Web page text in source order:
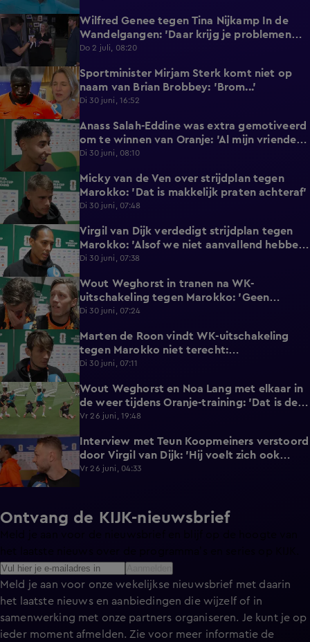
6:55
Wilfred Genee tegen Tina Nijkamp In de
Wandelgangen: 'Daar krijg je problemen
mee!'
Do 2 juli, 08:20
1:18
Sportminister Mirjam Sterk komt niet op
naam van Brian Brobbey: 'Brom...'
Di 30 juni, 16:52
3:02
Anass Salah-Eddine was extra gemotiveerd
om te winnen van Oranje: 'Al mijn vrienden
zijn Nederlands!'
Di 30 juni, 08:10
1:44
Micky van de Ven over strijdplan tegen
Marokko: 'Dat is makkelijk praten achteraf'
Di 30 juni, 07:48
Virgil van Dijk verdedigt strijdplan tegen
Marokko: 'Alsof we niet aanvallend hebben
gedacht?'
Di 30 juni, 07:38
3:49
Wout Weghorst in tranen na WK-
uitschakeling tegen Marokko: 'Geen
moment rekening mee gehouden'
Di 30 juni, 07:24
3:26
Marten de Roon vindt WK-uitschakeling
tegen Marokko niet terecht:
'Gelijkwaardige pot'
Di 30 juni, 07:11
2:58
Wout Weghorst en Noa Lang met elkaar in
de weer tijdens Oranje-training: 'Dat is de
tweede keer!'
Vr 26 juni, 19:48
2:43
Interview met Teun Koopmeiners verstoord
door Virgil van Dijk: 'Hij voelt zich ook
lekker!'
Vr 26 juni, 04:33
Ontvang de KIJK-nieuwsbrief
Meld je aan voor onze wekelijkse nieuwsbrief met daarin
het laatste nieuws en aanbiedingen die wijzelf of in
samenwerking met onze partners organiseren. Je kunt je op
ieder moment afmelden. Zie voor meer informatie de